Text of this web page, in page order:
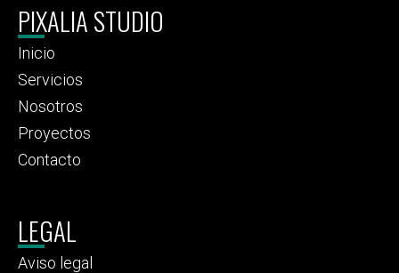
PIXALIA STUDIO
Inicio
Servicios
Nosotros
Proyectos
Contacto
LEGAL
Aviso legal